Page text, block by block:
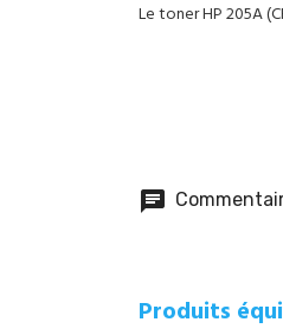
Le toner HP 205A
chat
Produits